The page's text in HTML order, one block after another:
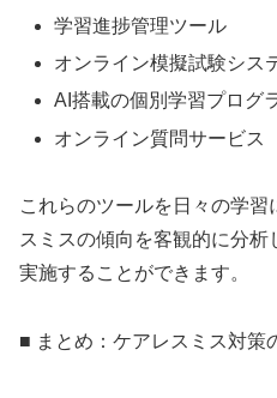
学習進捗管理ツール
オンライン模擬試験シス
AI搭載の個別学習プログ
オンライン質問サービス
これらのツールを日々の学
スミスの傾向を客観的に分
実施することができます。
■ まとめ：ケアレスミス対策